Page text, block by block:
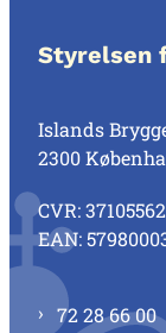
Styrelsen
Islands
2300
CVR: 37105562
EAN:
72 28 66 00